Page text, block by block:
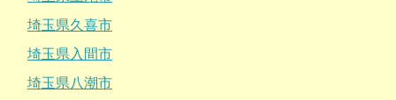
埼玉県久喜市
埼玉県入間市
埼玉県八潮市